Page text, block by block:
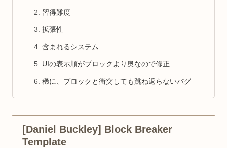
習得難度
拡張性
含まれるシステム
UIの表示順がブロックより奥なので修正
稀に、ブロックと衝突しても跳ね返らないバグ
[Daniel Buckley] Block Breaker
Template